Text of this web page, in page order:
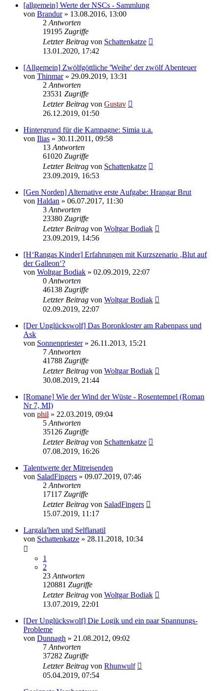
[allgemein] Werte der NSCs - Sammlung
von Brandur» 13.08.2016, 13:00
2 Antworten
19195 Zugriffe
Letzter Beitrag von Schattenkatze
13.01.2020, 17:42
[Allgemein] Zwölfgöttliche 'Weihe' der zwölf Abenteuer
von Thinmar» 29.09.2019, 13:31
2 Antworten
23531 Zugriffe
Letzter Beitrag von Gustav
26.12.2019, 01:50
Hintergrund für die Kampagne: Simia u.a.
von Ilias » 30.11.2011, 09:58
13 Antworten
61020 Zugriffe
Letzter Beitrag von Schattenkatze
23.09.2019, 16:53
[Gen Norden] Alternative erste Aufgabe: Hrangar Brut
von Haldan » 06.07.2017, 11:30
3 Antworten
23380 Zugriffe
Letzter Beitrag von Woltgar Bodiak
23.09.2019, 14:56
[H‘Rangas Kinder] Erfahrungen mit Kurzszenario ‚Blut auf
der Galleon‘?
von Woltgar Bodiak » 02.09.2019, 22:07
0 Antworten
46138 Zugriffe
Letzter Beitrag von Woltgar Bodiak
02.09.2019, 22:07
[Der Unglückswolf] Das Boronkloster am Rabenpass und
Ask
von Sonnenpriester» 26.11.2013, 15:21
7 Antworten
41788 Zugriffe
Letzter Beitrag von Woltgar Bodiak
30.08.2019, 21:44
[Romane] Wie der Wind der Wüste - Rosentempel (Roman
Nr 7, MI)
von phil » 22.03.2019, 09:04
5 Antworten
35126 Zugriffe
Letzter Beitrag von Schattenkatze
07.08.2019, 16:26
Talentwerte der Mitreisenden
von SaladFingers » 09.07.2019, 07:46
2 Antworten
17117 Zugriffe
Letzter Beitrag von SaladFingers
15.07.2019, 11:17
Largala'hen und Selflanatil
von Schattenkatze » 28.11.2018, 10:34
1
2
23 Antworten
120881 Zugriffe
Letzter Beitrag von Woltgar Bodiak
13.07.2019, 22:01
[Der Unglückswolf] Die Logik und ein paar Spannungs-
Probleme
von Dunnagh » 21.08.2012, 09:02
7 Antworten
37282 Zugriffe
Letzter Beitrag von Rhunwulf
05.04.2019, 07:54